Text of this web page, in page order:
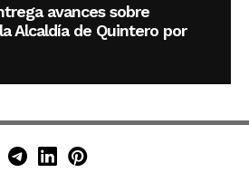
avances sobre
Alcaldía de Quintero por
Facebook
en Instagram
en X (Twitter)
en TikTok
Canal de Minuto30 en
Minuto30 en LinkedIn
Minuto30 en